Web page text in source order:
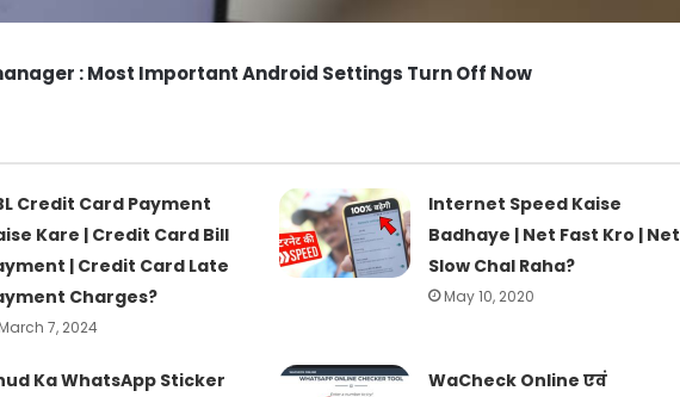
: Most Important Android Settings Turn Off Now
Credit Card Payment
Kare | Credit Card Bill
| Credit Card Late
Charges?
March 7, 2024
Internet Speed Kaise
Badhaye | Net Fast Kro | Net
Slow Chal Raha?
May 10, 2020
Ka WhatsApp Sticker
WaCheck Online एवं